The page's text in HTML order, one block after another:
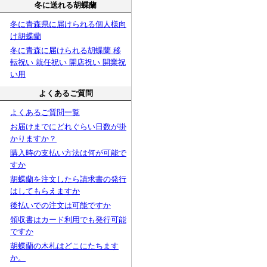
冬に送れる胡蝶蘭
冬に青森県に届けられる個人様向
け胡蝶蘭
冬に青森に届けられる胡蝶蘭 移
転祝い 就任祝い 開店祝い 開業祝
い用
よくあるご質問
よくあるご質問一覧
お届けまでにどれぐらい日数が掛
かりますか？
購入時の支払い方法は何が可能で
すか
胡蝶蘭を注文したら請求書の発行
はしてもらえますか
後払いでの注文は可能ですか
領収書はカード利用でも発行可能
ですか
胡蝶蘭の木札はどこにたちます
か。